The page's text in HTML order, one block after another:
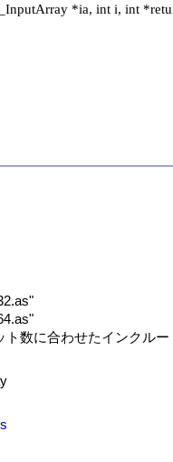
*ia, int i, int
数に合わせたインクル